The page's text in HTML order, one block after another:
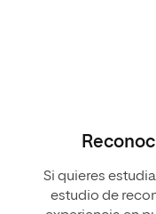
Si quieres
estudio de